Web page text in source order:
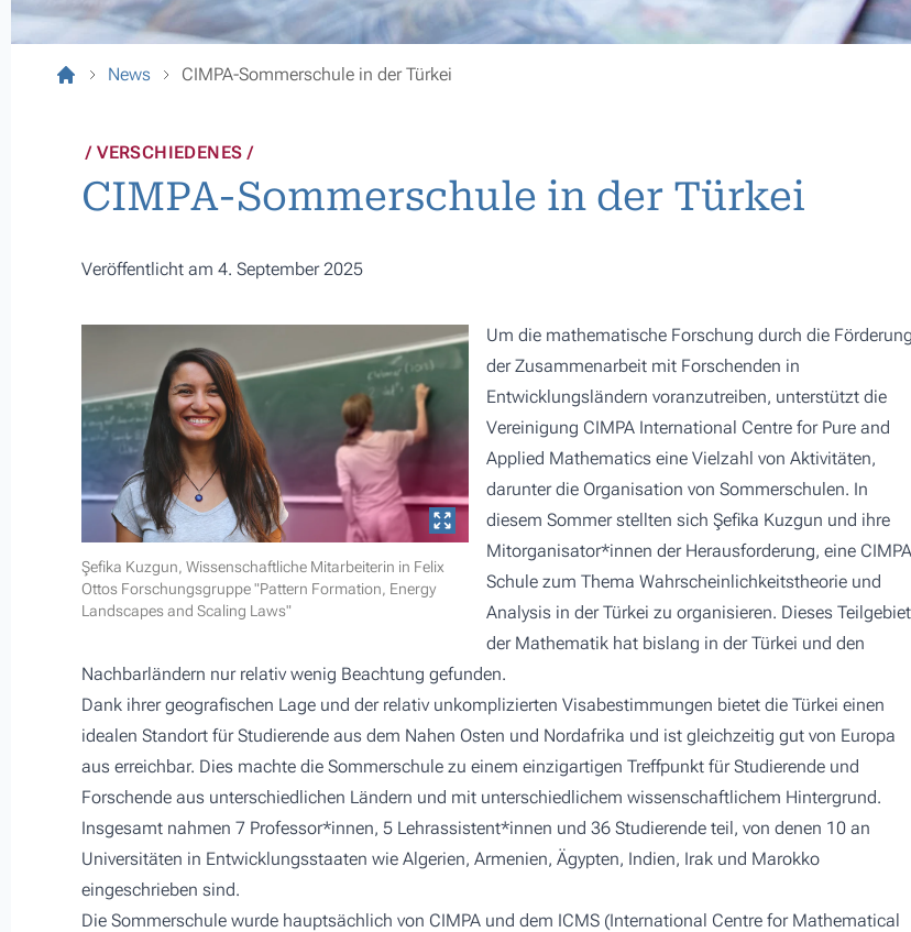
News CIMPA-Sommerschule in der Türkei
VERSCHIEDENES
CIMPA-Sommerschule in der Türkei
Veröffentlicht am 4. September 2025
Şefika Kuzgun, Wissenschaftliche Mitarbeiterin in Felix
Ottos Forschungsgruppe "Pattern Formation, Energy
Landscapes and Scaling Laws"
Um die mathematische Forschung durch die Förderung
der Zusammenarbeit mit Forschenden in
Entwicklungsländern voranzutreiben, unterstützt die
Vereinigung CIMPA International Centre for Pure and
Applied Mathematics eine Vielzahl von Aktivitäten,
darunter die Organisation von Sommerschulen. In
diesem Sommer stellten sich Şefika Kuzgun und ihre
Mitorganisator*innen der Herausforderung, eine
Schule zum Thema Wahrscheinlichkeitstheorie und
Analysis in der Türkei zu organisieren. Dieses Teilgebiet
der Mathematik hat bislang in der Türkei und den
Nachbarländern nur relativ wenig Beachtung gefunden.
Dank ihrer geografischen Lage und der relativ unkomplizierten Visabestimmungen bietet die Türkei einen
idealen Standort für Studierende aus dem Nahen Osten und Nordafrika und ist gleichzeitig gut von Europa
aus erreichbar. Dies machte die Sommerschule zu einem einzigartigen Treffpunkt für Studierende und
Forschende aus unterschiedlichen Ländern und mit unterschiedlichem wissenschaftlichem Hintergrund.
Insgesamt nahmen 7 Professor*innen, 5 Lehrassistent*innen und 36 Studierende teil, von denen 10 an
Universitäten in Entwicklungsstaaten wie Algerien, Armenien, Ägypten, Indien, Irak und Marokko
eingeschrieben sind.
Die Sommerschule wurde hauptsächlich von CIMPA und dem ICMS (International Centre for Mathematical